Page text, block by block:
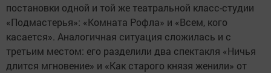
постановки одной и той же театральной класс-студии
«Подмастерья»: «Комната Рофла» и «Всем, кого
касается». Аналогичная ситуация сложилась и с
третьим местом: его разделили два спектакля «Ничья
длится мгновение» и «Как старого князя женили» от